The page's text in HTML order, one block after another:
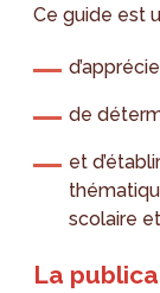
Ce guide est
de
et
scolaire
La